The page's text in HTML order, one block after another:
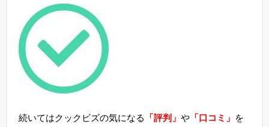
続いてはクックビズの気になる 「評判」 や 「口コミ」 を